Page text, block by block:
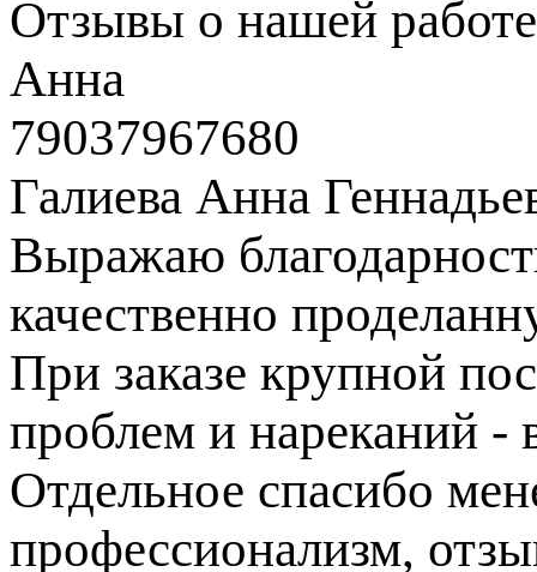
Отзывы о нашей работе
Анна
79037967680
Галиева Анна
Выражаю
качественно
При заказе крупной
проблем и нареканий -
Отдельное спасибо
профессионализм,